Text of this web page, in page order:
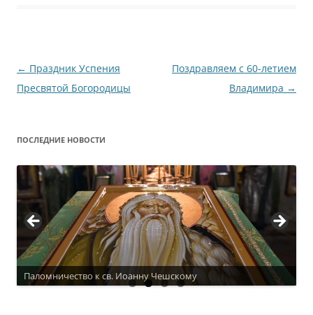
Навигация
по
← Праздник Успения
Пресвятой Богородицы
Поздравляем с 60-летием
Владимира →
ПОСЛЕДНИЕ НОВОСТИ
Паломничество к св. Иоанну Чешскому